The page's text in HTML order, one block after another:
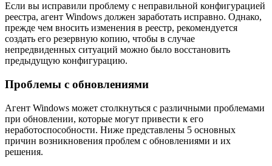
Если вы исправили проблему с неправильной конфигурацией
реестра, агент Windows должен заработать исправно. Однако,
прежде чем вносить изменения в реестр, рекомендуется
создать его резервную копию, чтобы в случае
непредвиденных ситуаций можно было восстановить
предыдущую конфигурацию.
Проблемы с обновлениями
Агент Windows может столкнуться с различными проблемами
при обновлении, которые могут привести к его
неработоспособности. Ниже представлены 5 основных
причин возникновения проблем с обновлениями и их
решения.